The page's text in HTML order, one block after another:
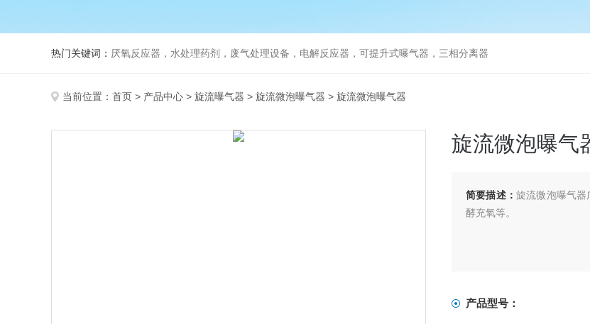
热门关键词： 厌氧反应器，水处理药剂，废气处理设备，电解反应器，可提升式曝气器，三相分离器
当前位置： 首页 > 产品中心 > 旋流曝气器 > 旋流微泡曝气器 > 旋流微泡曝气器
旋流微泡曝气
简要描述： 旋流微泡曝气
酵充氧等。
产品型号：